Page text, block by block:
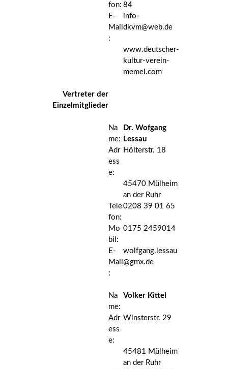
fon: 84
E-
Mail
:
info-
dkvm@web.de
www.deutscher-
kultur-verein-
memel.com
Vertreter der
Einzelmitglieder
Na
me:
Dr. Wofgang
Lessau
Adr
ess
e:
Hölterstr. 18
45470 Mülheim
an der Ruhr
Tele
fon:
0208 39 01 65
Mo
bil:
0175 2459014
E-
Mail
:
wolfgang.lessau
@gmx.de
Na
me:
Volker Kittel
Adr
ess
e:
Winsterstr. 29
45481 Mülheim
an der Ruhr